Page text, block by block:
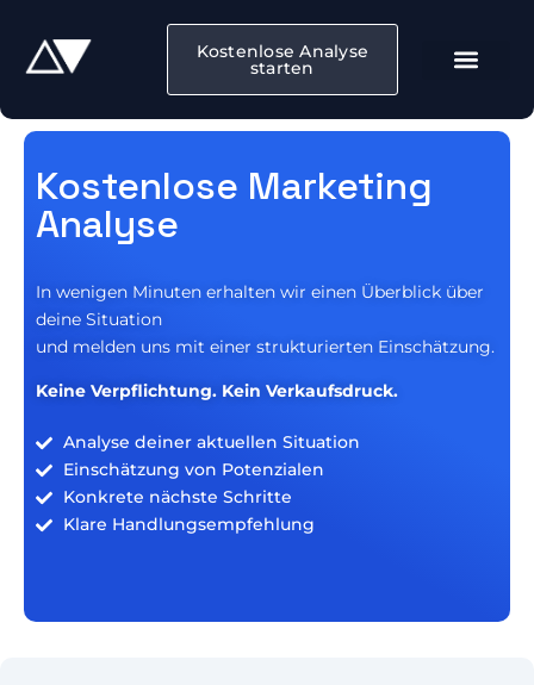
Kostenlose Analyse
starten
Kostenlose Marketing
Analyse
In wenigen Minuten erhalten wir einen Überblick über
deine Situation
und melden uns mit einer strukturierten Einschätzung.
Keine Verpflichtung. Kein Verkaufsdruck.
Analyse deiner aktuellen Situation
Einschätzung von Potenzialen
Konkrete nächste Schritte
Klare Handlungsempfehlung